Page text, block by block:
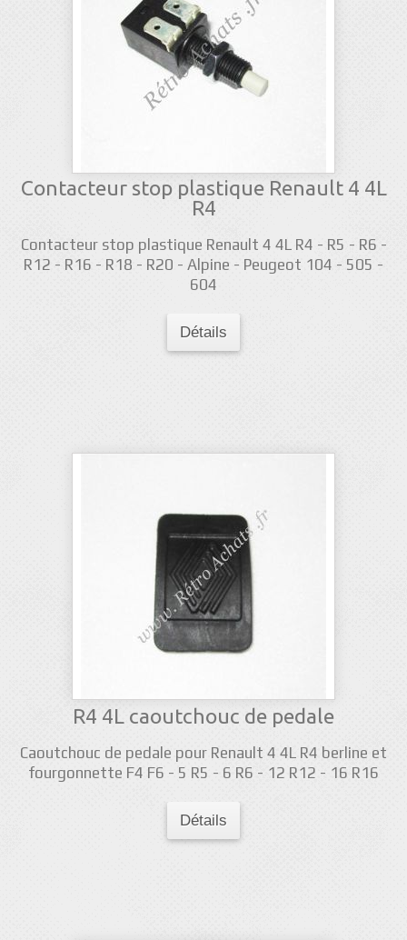
Contacteur stop plastique Renault 4 4L
R4
Contacteur stop plastique Renault 4 4L R4 - R5 - R6 -
R12 - R16 - R18 - R20 - Alpine - Peugeot 104 - 505 -
604
Détails
R4 4L caoutchouc de pedale
Caoutchouc de pedale pour Renault 4 4L R4 berline et
fourgonnette F4 F6 - 5 R5 - 6 R6 - 12 R12 - 16 R16
Détails